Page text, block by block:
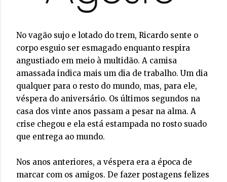
No vagão sujo e lotado do trem, Ricardo sente o
corpo esguio ser esmagado enquanto respira
angustiado em meio à multidão. A camisa
amassada indica mais um dia de trabalho. Um dia
qualquer para o resto do mundo, mas, para ele,
véspera do aniversário. Os últimos segundos na
casa dos vinte anos passam a pesar na alma. A
crise chegou e ela está estampada no rosto suado
que entrega ao mundo.
Nos anos anteriores, a véspera era a época de
marcar com os amigos. De fazer postagens felizes